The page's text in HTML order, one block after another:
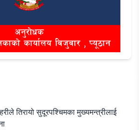
तिरायो सुदूरपश्चिमका मुख्यमन्त्रीलाई